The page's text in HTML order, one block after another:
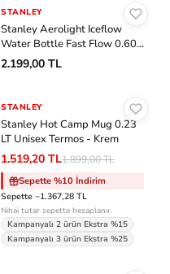
STANLEY
Stanley Aerolight Iceflow
Water Bottle Fast Flow 0.60
LT Unisex Termos - Mavi
2.199,00 TL
-%20
STANLEY
Stanley Hot Camp Mug 0.23
LT Unisex Termos - Krem
1.519,20 TL1.899,00 TL
Sepette %10 İndirim
Sepette ~1.367,28 TL
Nihai tutar sepette hesaplanır.
Kampanyalı 2 ürün Ekstra %15
Kampanyalı 3 ürün Ekstra %25